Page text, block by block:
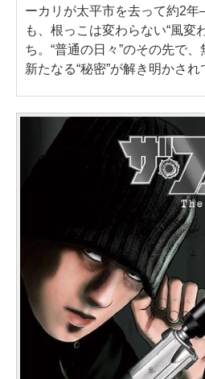
ーカリが太平市を去って約2
も、根っこは変わらない“風変
ち。“普通の日々”のその先で
新たなる“秘密”が解き明かさ